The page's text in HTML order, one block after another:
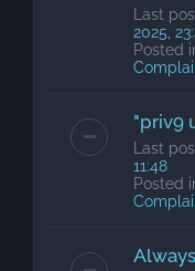
Last
2025,
Posted
"priv9
Last
11:48
Posted